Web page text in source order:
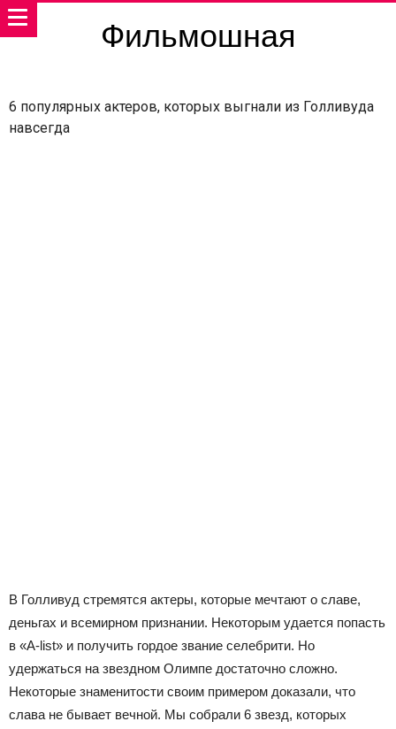
Фильмошная
6 популярных актеров, которых выгнали из Голливуда
навсегда
В Голливуд стремятся актеры, которые мечтают о славе,
деньгах и всемирном признании. Некоторым удается попасть
в «А-list» и получить гордое звание селебрити. Но
удержаться на звездном Олимпе достаточно сложно.
Некоторые знаменитости своим примером доказали, что
слава не бывает вечной. Мы собрали 6 звезд, которых